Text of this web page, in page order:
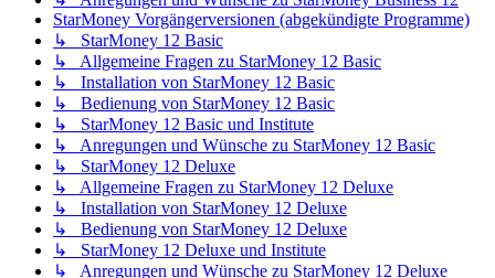
StarMoney Vorgängerversionen (abgekündigte Programme)
↳ StarMoney 12 Basic
↳ Allgemeine Fragen zu StarMoney 12 Basic
↳ Installation von StarMoney 12 Basic
↳ Bedienung von StarMoney 12 Basic
↳ StarMoney 12 Basic und Institute
↳ Anregungen und Wünsche zu StarMoney 12 Basic
↳ StarMoney 12 Deluxe
↳ Allgemeine Fragen zu StarMoney 12 Deluxe
↳ Installation von StarMoney 12 Deluxe
↳ Bedienung von StarMoney 12 Deluxe
↳ StarMoney 12 Deluxe und Institute
↳ Anregungen und Wünsche zu StarMoney 12 Deluxe